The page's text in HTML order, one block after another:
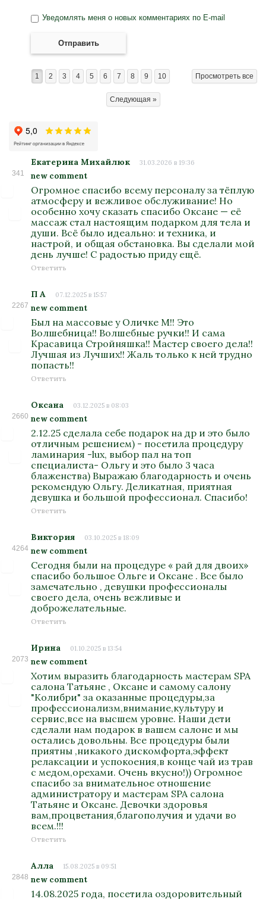
Уведомлять меня о новых комментариях по E-mail
Отправить
Просмотреть все
1 2 3 4 5 6 7 8 9 10
Следующая »
341
Екатерина Михайлюк 31.03.2026 в 19:36
new comment
Огромное спасибо всему персоналу за тёплую
атмосферу и вежливое обслуживание! Но
особенно хочу сказать спасибо Оксане — её
массаж стал настоящим подарком для тела и
души. Всё было идеально: и техника, и
настрой, и общая обстановка. Вы сделали мой
день лучше! С радостью приду ещё.
Ответить
2267
П А 07.12.2025 в 15:57
new comment
Был на массовые у Оличке М!! Это
Волшебница!! Волшебные ручки!! И сама
Красавица Стройняшка!! Мастер своего дела!!
Лучшая из Лучших!! Жаль только к ней трудно
попасть!!
Ответить
2660
Оксана 03.12.2025 в 08:03
new comment
2.12.25 сделала себе подарок на др и это было
отличным решением) - посетила процедуру
ламинария -lux, выбор пал на топ
специалиста- Ольгу и это было 3 часа
блаженства) Выражаю благодарность и очень
рекомендую Ольгу. Деликатная, приятная
девушка и большой профессионал. Спасибо!
Ответить
4264
Виктория 03.10.2025 в 18:09
new comment
Сегодня были на процедуре « рай для двоих»
спасибо большое Ольге и Оксане . Все было
замечательно , девушки профессионалы
своего дела, очень вежливые и
доброжелательные.
Ответить
2073
Ирина 01.10.2025 в 13:54
new comment
Хотим выразить благодарность мастерам SPA
салона Татьяне , Оксане и самому салону
"Колибри" за оказанные процедуры,за
профессионализм,внимание,культуру и
сервис,все на высшем уровне. Наши дети
сделали нам подарок в вашем салоне и мы
остались довольны. Все процедуры были
приятны ,никакого дискомфорта,эффект
релаксации и успокоения,в конце чай из трав
с медом,орехами. Очень вкусно!)) Огромное
спасибо за внимательное отношение
администратору и мастерам SPA салона
Татьяне и Оксане. Девочки здоровья
вам,процветания,благополучия и удачи во
всем.!!!
Ответить
2848
Алла 15.08.2025 в 09:51
new comment
14.08.2025 года, посетила оздоровительный